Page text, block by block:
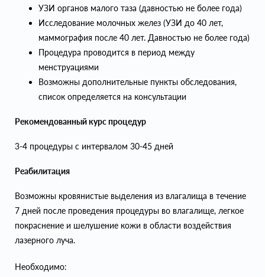
УЗИ органов малого таза (давностью не более года)
Исследование молочных желез (УЗИ до 40 лет,
маммография после 40 лет. Давностью не более года)
Процедура проводится в период между
менструациями
Возможны дополнительные пункты обследования,
список определяется на консультации
Рекомендованный курс процедур
3-4 процедуры с интервалом 30-45 дней
Реабилитация
Возможны кровянистые выделения из влагалища в течение
7 дней после проведения процедуры во влагалище, легкое
покраснение и шелушение кожи в области воздействия
лазерного луча.
Необходимо: